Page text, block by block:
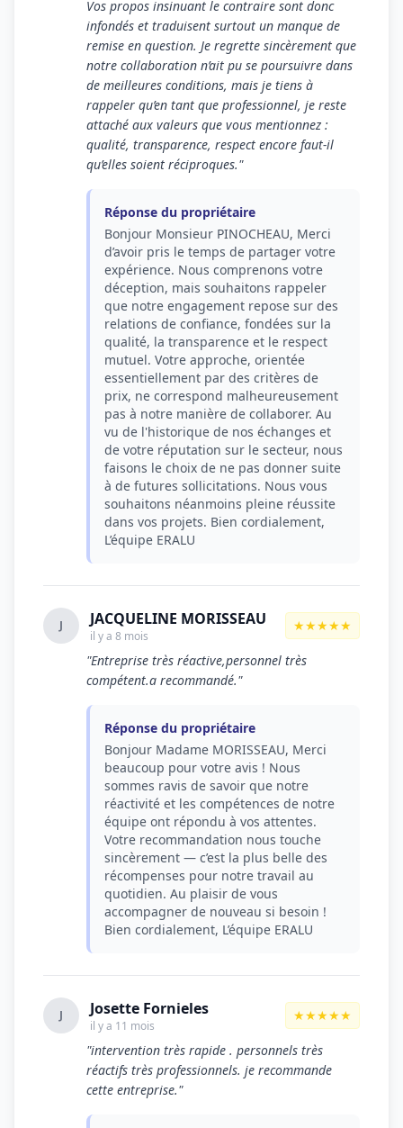
Vos propos insinuant le contraire sont donc
infondés et traduisent surtout un manque de
remise en question. Je regrette sincèrement que
notre collaboration n’ait pu se poursuivre dans
de meilleures conditions, mais je tiens à
rappeler qu’en tant que professionnel, je reste
attaché aux valeurs que vous mentionnez :
qualité, transparence, respect encore faut-il
qu’elles soient réciproques."
Réponse du propriétaire
Bonjour Monsieur PINOCHEAU, Merci
d’avoir pris le temps de partager votre
expérience. Nous comprenons votre
déception, mais souhaitons rappeler
que notre engagement repose sur des
relations de confiance, fondées sur la
qualité, la transparence et le respect
mutuel. Votre approche, orientée
essentiellement par des critères de
prix, ne correspond malheureusement
pas à notre manière de collaborer. Au
vu de l'historique de nos échanges et
de votre réputation sur le secteur, nous
faisons le choix de ne pas donner suite
à de futures sollicitations. Nous vous
souhaitons néanmoins pleine réussite
dans vos projets. Bien cordialement,
L’équipe ERALU
J JACQUELINE MORISSEAU
il y a 8 mois
★★★★★
"Entreprise très réactive,personnel très
compétent.a recommandé."
Réponse du propriétaire
Bonjour Madame MORISSEAU, Merci
beaucoup pour votre avis ! Nous
sommes ravis de savoir que notre
réactivité et les compétences de notre
équipe ont répondu à vos attentes.
Votre recommandation nous touche
sincèrement — c’est la plus belle des
récompenses pour notre travail au
quotidien. Au plaisir de vous
accompagner de nouveau si besoin !
Bien cordialement, L’équipe ERALU
J Josette Fornieles
il y a 11 mois
★★★★★
"intervention très rapide . personnels très
réactifs très professionnels. je recommande
cette entreprise."